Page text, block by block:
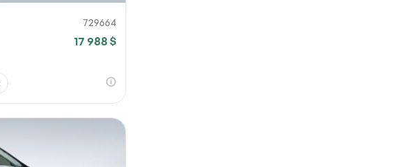
729664
17 988 $